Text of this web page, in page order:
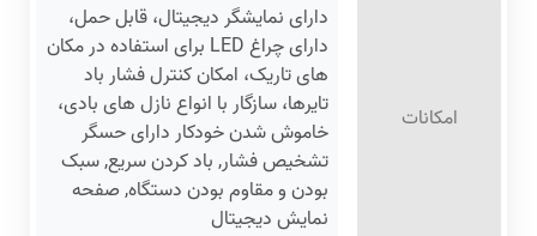
امکانات
دارای نمایشگر دیجیتال، قابل حمل،
دارای چراغ LED برای استفاده در مکان
های تاریک، امکان کنترل فشار باد
تایرها، سازگار با انواع نازل های بادی،
خاموش شدن خودکار دارای حسگر
تشخیص فشار, باد کردن سریع, سبک
بودن و مقاوم بودن دستگاه, صفحه
نمایش دیجیتال